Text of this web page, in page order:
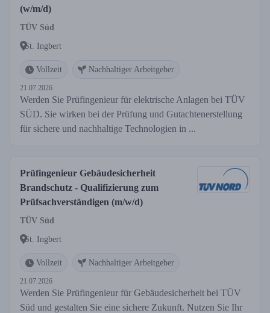
(w/m/d)
TÜV Süd
St. Ingbert
Vollzeit Nachhaltiger Arbeitgeber
21.07.2026
Werden Sie Prüfingenieur für elektrische Anlagen bei TÜV
SÜD. Sie wirken bei der Prüfung und Gutachtenerstellung
für sichere und nachhaltige Technologien in ...
Prüfingenieur Gebäudesicherheit
Brandschutz - Qualifizierung zum
Prüfsachverständigen (m/w/d)
TÜV Süd
St. Ingbert
Vollzeit Nachhaltiger Arbeitgeber
21.07.2026
Werden Sie Prüfingenieur für Gebäudesicherheit bei TÜV
Süd und gestalten Sie eine sichere Zukunft. Nutzen Sie Ihr